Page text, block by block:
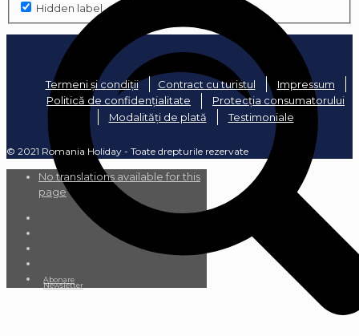
Hidden label
Termeni și condiții Contract cu turistul
Impressum
Politică de confidențialitate
Protecția consumatorului
Modalități de plată
Testimoniale
© 2021 Romania Holiday - Toate drepturile rezervate
No translations available for this
page
Abonare
Newsletter